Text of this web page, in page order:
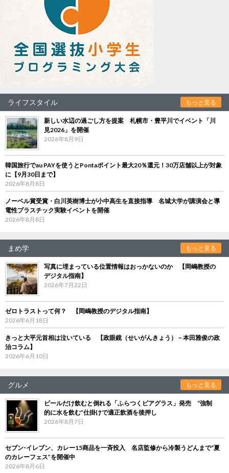
ライフスタイル もっと見る
新しい水辺の過ごし方を提案 札幌市・豊平川でイベント「川
見2026」を開催
2026年8月9日
韓国旅行でau PAYを使うとPontaポイント最大20％還元！30万店舗以上が対象
に【9月30日まで】
2026年8月8日
ノーベル賞受賞・白川英樹博士が小中高生を直接指導 名城大学が講演会と導
電性プラスチック実験イベントを開催
2026年8月8日
まめ学 もっと見る
写真に埋まっている位置情報はおっかないのか 【岡嶋教授の
デジタル指南】
2026年7月22日
ゼロトラストって何？ 【岡嶋教授のデジタル指南】
2026年6月18日
きっと大平元首相は泣いている 【政眼鏡（せいがんきょう）－本田雅俊の政
治コラム】
2026年6月10日
グルメ もっと見る
ビールだけ飲むと倒れる「ふらつくビアグラス」発売 “強制
的に水を飲む”仕掛けで適正飲酒を後押し
2026年8月7日
セブン‐イレブン、カレー15商品を一斉投入 名店監修から冷製うどんまで“夏
のカレーフェス”を開催中
2026年8月6日